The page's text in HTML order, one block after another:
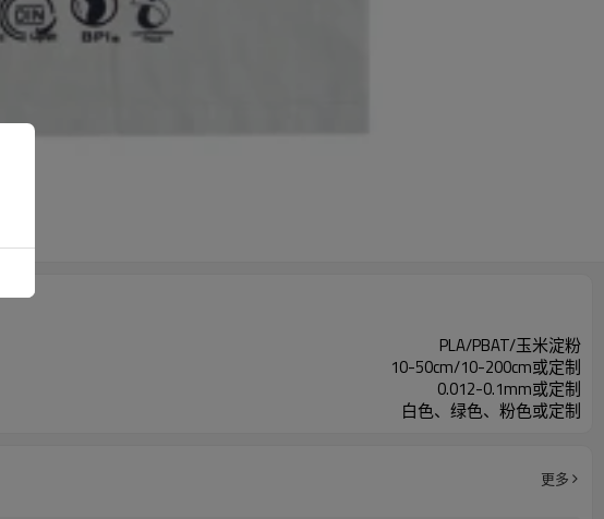
PLA/PBAT/玉米淀粉
10-50cm/10-200cm或定制
0.012-0.1mm或定制
白色、绿色、粉色或定制
更多